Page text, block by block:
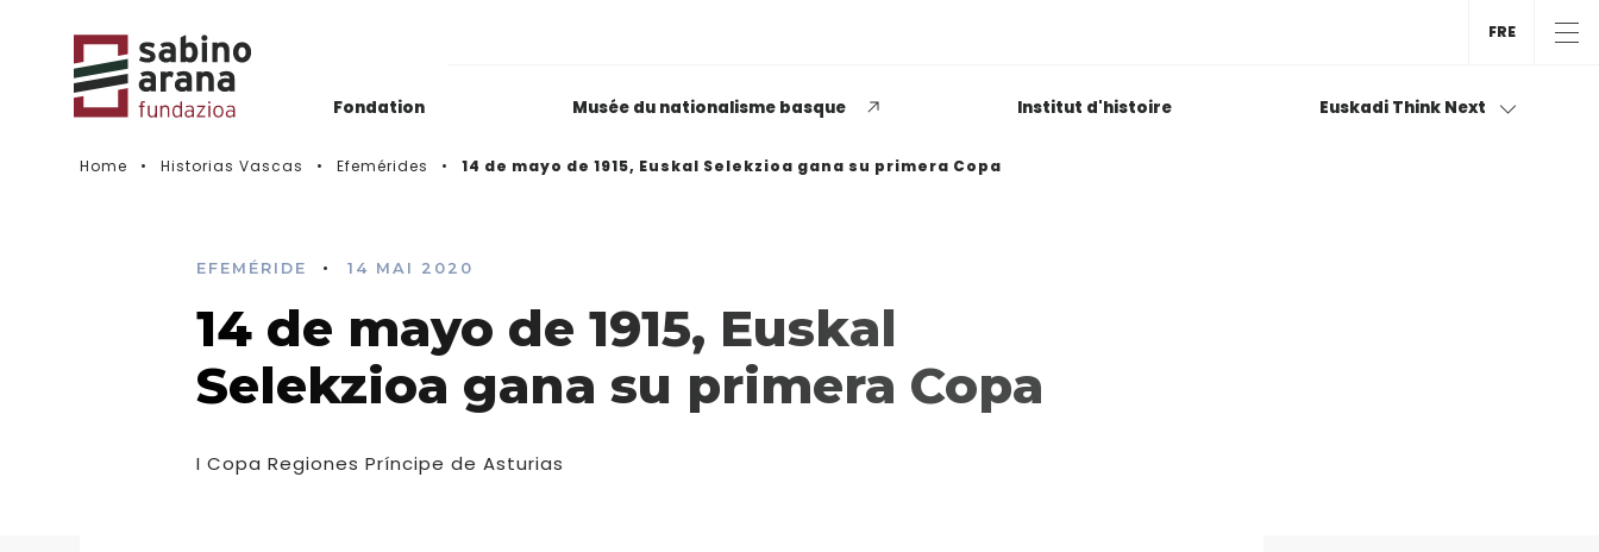
Fondation Musée du nationalisme basque Institut d'histoire Euskadi Think Next
Histórico de convocatorias
Opiniones dispares
respecto a lo que significa
ser político o política
FRE
Home Historias Vascas Efemérides 14 de mayo de 1915, Euskal Selekzioa gana su primera Copa
EFEMÉRIDE • 14 MAI 2020
14 de mayo de 1915, Euskal
Selekzioa gana su primera Copa
I Copa Regiones Príncipe de Asturias